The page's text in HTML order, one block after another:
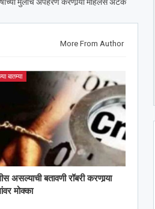
More From Author
बातम्या
असल्याची बतावणी रॉबरी करणार्‍या
मोक्का